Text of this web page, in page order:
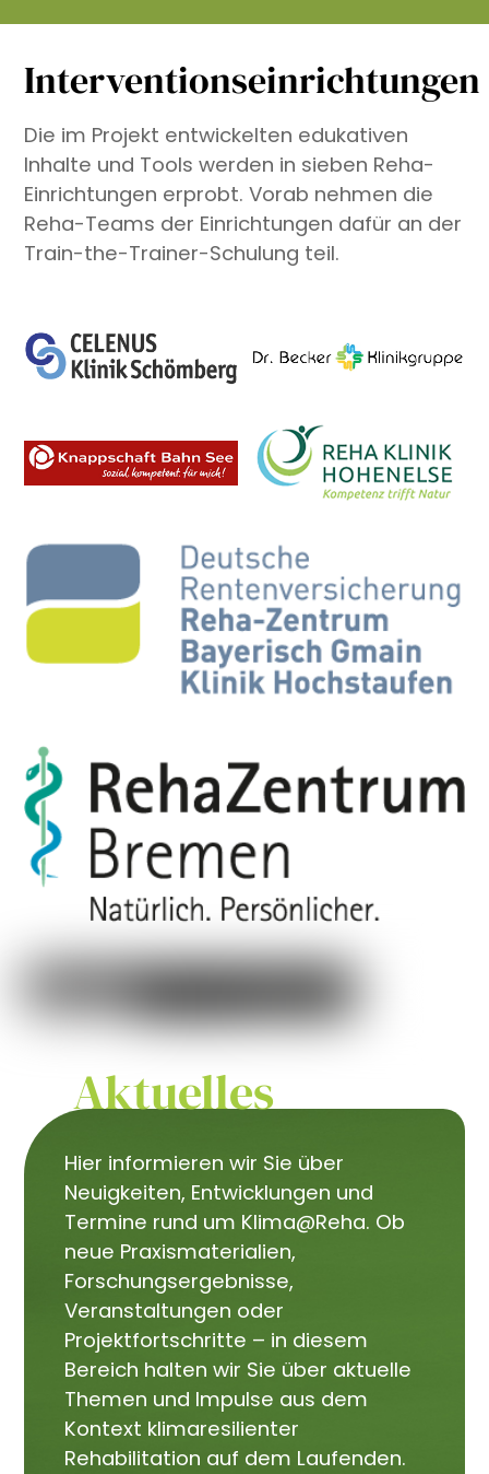
Interventionseinrichtungen
Die im Projekt entwickelten edukativen
Inhalte und Tools werden in sieben Reha-
Einrichtungen erprobt. Vorab nehmen die
Reha-Teams der Einrichtungen dafür an der
Train-the-Trainer-Schulung teil.
Aktuelles
Hier informieren wir Sie über
Neuigkeiten, Entwicklungen und
Termine rund um Klima@Reha. Ob
neue Praxismaterialien,
Forschungsergebnisse,
Veranstaltungen oder
Projektfortschritte – in diesem
Bereich halten wir Sie über aktuelle
Themen und Impulse aus dem
Kontext klimaresilienter
Rehabilitation auf dem Laufenden.